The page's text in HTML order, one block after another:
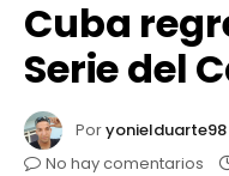
Cuba
Serie del
Poryonielduarte98
No hay comentarios